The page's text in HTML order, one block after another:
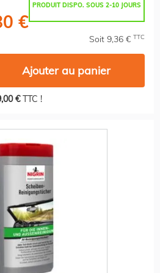
PRODUIT DISPO. SOUS 2-10 JOURS
€
Soit 9,36 € TTC
Ajouter au panier
€TTC !